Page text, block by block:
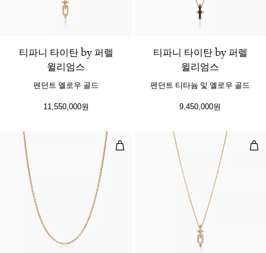
티파니 타이탄 by 퍼렐
윌리엄스
펜던트 옐로우 골드
11,550,000원
티파니 타이탄 by 퍼렐
윌리엄스
펜던트 티타늄 및 옐로우 골드
9,450,000원
18K 골드 체인 펜